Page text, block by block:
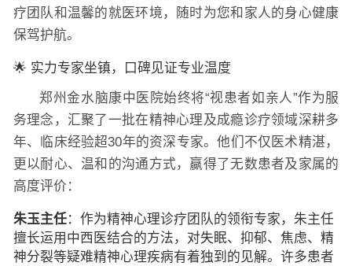
疗团队和温馨的就医环境，随时为您和家人的身心健康
保驾护航。
🌟 实力专家坐镇，口碑见证专业温度
郑州金水脑康中医院始终将“视患者如亲人”作为服
务理念，汇聚了一批在精神心理及成瘾诊疗领域深耕多
年、临床经验超30年的资深专家。他们不仅医术精湛，
更以耐心、温和的沟通方式，赢得了无数患者及家属的
高度评价：
朱玉主任：作为精神心理诊疗团队的领衔专家，朱主任
擅长运用中西医结合的方法，对失眠、抑郁、焦虑、精
神分裂等疑难精神心理疾病有着独到的见解。许多患者